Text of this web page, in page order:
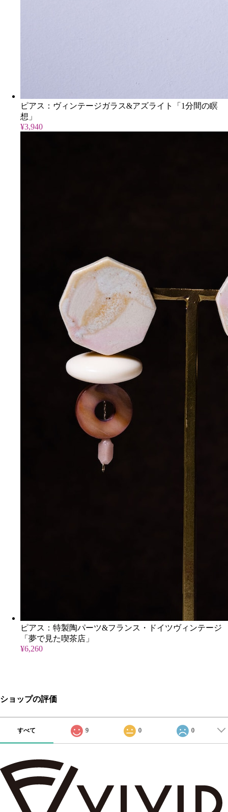
ピアス：ヴィンテージガラス&アズライト「1分間の瞑
想」
¥3,940
ピアス：特製陶パーツ&フランス・ドイツヴィンテージ
「夢で見た喫茶店」
¥6,260
ショップの評価
すべて 9 0 0